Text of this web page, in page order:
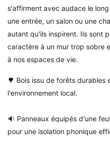
s'affirment avec audace le
une entrée, un salon ou une
autant qu'ils inspirent. Ils sont
caractère à un mur trop sobre
à nos espaces de vie.
🌳 Bois issu de forêts durables
l'environnement local.
🔉 Panneaux équipés d'une
pour une isolation phonique